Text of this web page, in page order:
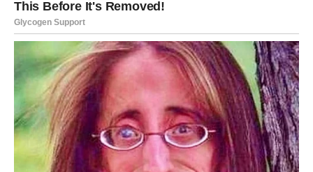
U ljubavi, Blizanci osećaju potrebu da budu shvaćeni. Ako
ste u vezi, važno je da jasno kažete šta vam smeta, ali bez
ironije ili bežanja od teme. Slobodni Blizanci mogu imati
zanimljiv flert, naročito kroz poruke ili društvene mreže.
Petak vam donosi lekciju: iskren razgovor rešava više
nego što mislite.
RAK